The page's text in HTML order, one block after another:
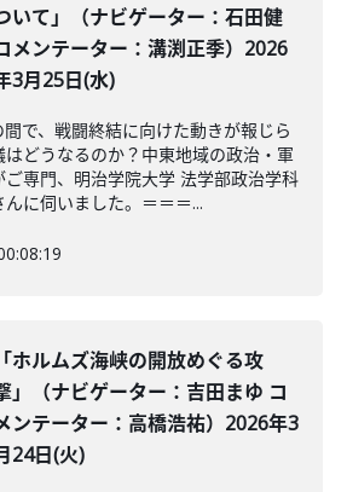
いて」（ナビゲーター：石田健
メンテーター：溝渕正季）2026
3月25日(水)
で、戦闘終結に向けた動きが報じら
どうなるのか？中東地域の政治・軍
専門、明治学院大学 法学部政治学科
に伺いました。＝＝＝...
「ホルムズ海峡の開放めぐる攻
」（ナビゲーター：吉田まゆ コ
ンテーター：高橋浩祐）2026年3
24日(火)